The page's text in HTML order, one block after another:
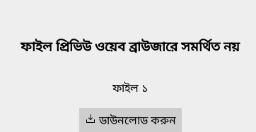
ফাইল প্রিভিউ ওয়েব ব্রাউজারে সমর্থিত নয়
ফাইল ১
ডাউনলোড করুন